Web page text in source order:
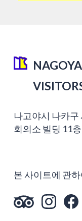
나고야시 나카구
회의소 빌딩 11층
본 사이트에 관하